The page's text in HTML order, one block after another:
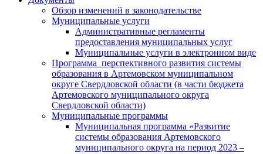
Обзор изменений в законодательстве
Муниципальные услуги
Административные регламенты
предоставления муниципальных услуг
Муниципальные услуги в электронном виде
Программа перспективного развития системы
образования в Артемовском муниципальном
округе Свердловской области (в части бюджета
Артемовского муниципального округа
Свердловской области)
Муниципальные программы
Муниципальная программа «Развитие
системы образования Артемовского
муниципального округа на период 2023 –